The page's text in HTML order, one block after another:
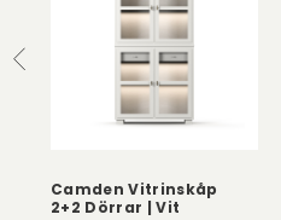
Camden Vitrinskåp
2+2 Dörrar | Vit